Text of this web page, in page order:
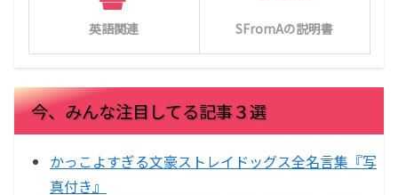
英語関連 SFromAの説明書
今、みんな注目してる記事３選
かっこよすぎる文豪ストレイドッグス全名言集『写
真付き』